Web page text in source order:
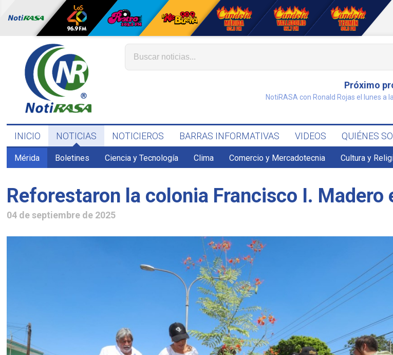
Próximo
NotiRASA con Ronald Rojas el lunes a
INICIO NOTICIAS NOTICIEROS BARRAS INFORMATIVAS VIDEOS QUIÉNES
Mérida Boletines Ciencia y Tecnología Clima Comercio y Mercadotecnia Cultura y
Reforestaron la colonia Francisco I. Madero
04 de septiembre de 2025